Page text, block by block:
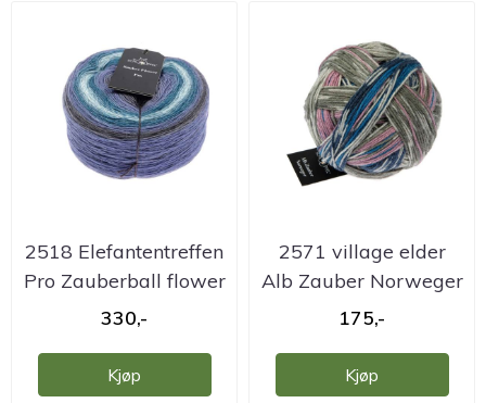
2518 Elefantentreffen
Pro Zauberball flower
garn
330,-
Kjøp
2571 village elder
Alb Zauber Norweger
garn
175,-
Kjøp